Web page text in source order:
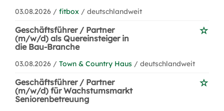
03.08.2026 / fitbox / deutschlandweit
Geschäftsführer / Partner
(m/w/d) als Quereinsteiger in
die Bau-Branche
03.08.2026 / Town & Country Haus / deutschlandweit
Geschäftsführer / Partner
(m/w/d) für Wachstumsmarkt
Seniorenbetreuung